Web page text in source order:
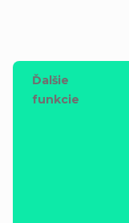
Ďalšie
funkcie